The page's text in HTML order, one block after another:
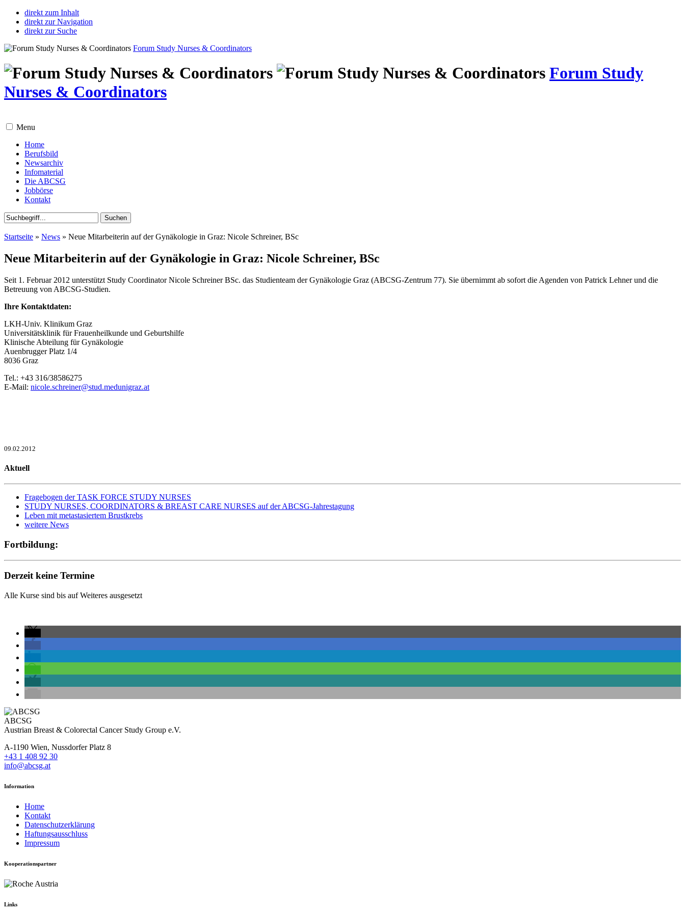
direkt zum Inhalt
direkt zur Navigation
direkt zur Suche
Forum Study Nurses & Coordinators
Forum Study
Nurses & Coordinators
Menu
Home
Berufsbild
Newsarchiv
Infomaterial
Die ABCSG
Jobbörse
Kontakt
Startseite » News » Neue Mitarbeiterin auf der Gynäkologie in Graz: Nicole Schreiner, BSc
Neue Mitarbeiterin auf der Gynäkologie in Graz: Nicole Schreiner, BSc
Seit 1. Februar 2012 unterstützt Study Coordinator Nicole Schreiner BSc. das Studienteam der Gynäkologie Graz (ABCSG-Zentrum 77). Sie übernimmt ab sofort die Agenden von Patrick Lehner und die
Betreuung von ABCSG-Studien.
Ihre Kontaktdaten:
LKH-Univ. Klinikum Graz
Universitätsklinik für Frauenheilkunde und Geburtshilfe
Klinische Abteilung für Gynäkologie
Auenbrugger Platz 1/4
8036 Graz
Tel.: +43 316/38586275
E-Mail: nicole.schreiner@stud.medunigraz.at
09.02.2012
Aktuell
Fragebogen der TASK FORCE STUDY NURSES
STUDY NURSES, COORDINATORS & BREAST CARE NURSES auf der ABCSG-Jahrestagung
Leben mit metastasiertem Brustkrebs
weitere News
Fortbildung:
Derzeit keine Termine
Alle Kurse sind bis auf Weiteres ausgesetzt
ABCSG
Austrian Breast & Colorectal Cancer Study Group e.V.
A-1190 Wien, Nussdorfer Platz 8
+43 1 408 92 30
info@abcsg.at
Information
Home
Kontakt
Datenschutzerklärung
Haftungsausschluss
Impressum
Kooperationspartner
Links